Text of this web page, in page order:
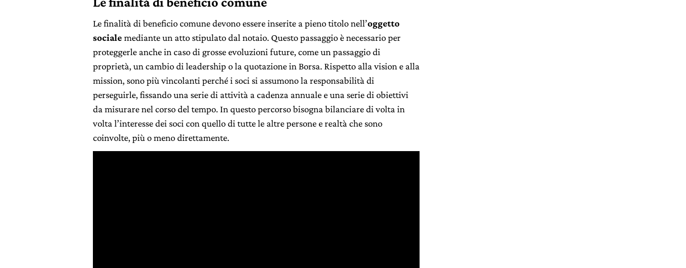
Le finalità di beneficio comune devono essere inserite a pieno titolo nell’oggetto
socialemediante un atto stipulato dal notaio. Questo passaggio è necessario per
proteggerle anche in caso di grosse evoluzioni future, come un passaggio di
proprietà, un cambio di leadership o la quotazione in Borsa. Rispetto alla vision e alla
mission, sono più vincolanti perché i soci si assumono la responsabilità di
perseguirle, fissando una serie di attività a cadenza annuale e una serie di obiettivi
da misurare nel corso del tempo. In questo percorso bisogna bilanciare di volta in
volta l’interesse dei soci con quello di tutte le altre persone e realtà che sono
coinvolte, più o meno direttamente.